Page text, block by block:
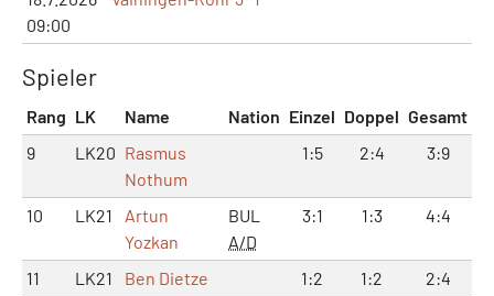
09:00
Spieler
Rang LK Name Nation Einzel Doppel Gesamt
9
LK20 Rasmus
Nothum
1:5 2:4 3:9
10 LK21
Artun
Yozkan
BUL
A/D
3:1 1:3 4:4
11 LK21 Ben Dietze 1:2 1:2
2:4